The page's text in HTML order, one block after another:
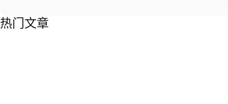
热门文章